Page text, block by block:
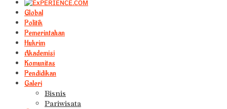
Global
Politik
Pemerintahan
Hukrim
Akademisi
Komunitas
Pendidikan
Galeri
Bisnis
Pariwisata